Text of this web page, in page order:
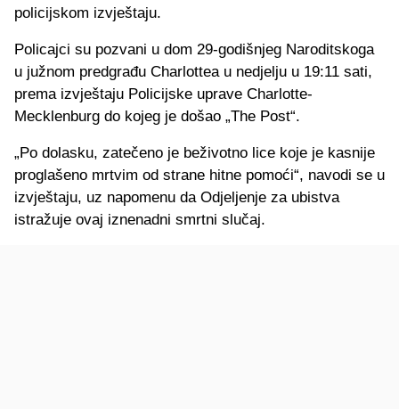
policijskom izvještaju.
Policajci su pozvani u dom 29-godišnjeg Naroditskoga
u južnom predgrađu Charlottea u nedjelju u 19:11 sati,
prema izvještaju Policijske uprave Charlotte-
Mecklenburg do kojeg je došao „The Post“.
„Po dolasku, zatečeno je beživotno lice koje je kasnije
proglašeno mrtvim od strane hitne pomoći“, navodi se u
izvještaju, uz napomenu da Odjeljenje za ubistva
istražuje ovaj iznenadni smrtni slučaj.